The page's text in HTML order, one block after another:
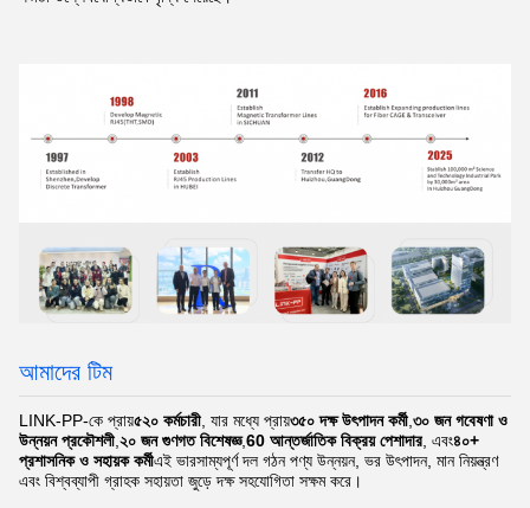
আমাদের টিম
LINK-PP-কে প্রায়৫২০ কর্মচারী , যার মধ্যে প্রায়৩৫০ দক্ষ উৎপাদন কর্মী ৩০ জন গবেষণা ও
উন্নয়ন প্রকৌশলী ২০ জন গুণগত বিশেষজ্ঞ,60 আন্তর্জাতিক বিক্রয় পেশাদার, এবং৪০+
প্রশাসনিক ও সহায়ক কর্মীএই ভারসাম্যপূর্ণ দল গঠন পণ্য উন্নয়ন, ভর উৎপাদন, মান নিয়ন্ত্রণ
এবং বিশ্বব্যাপী গ্রাহক সহায়তা জুড়ে দক্ষ সহযোগিতা সক্ষম করে।